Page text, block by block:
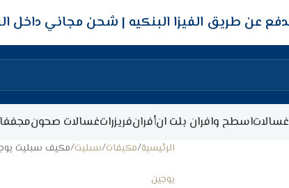
شحن مجاني داخل
غسالاتاسطح وافران بلت انأفرانفريزراتغسالات صحون
الرئيسية مكيفات سبليت مكيف سبليت يوجين سوبر
يوجين